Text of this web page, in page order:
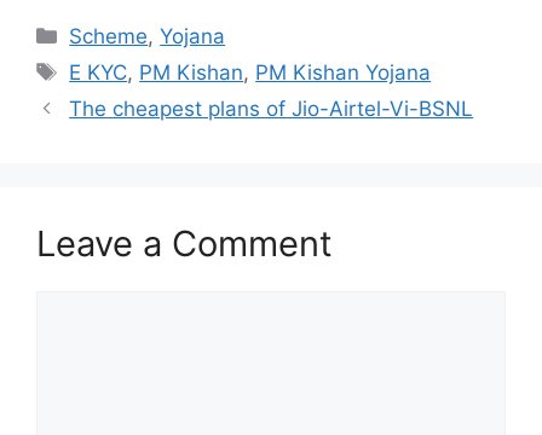
Categories
Scheme,Yojana
Tags
E KYC, PM Kishan, PM Kishan Yojana
The cheapest plans of Jio-Airtel-Vi-BSNL
Leave a Comment